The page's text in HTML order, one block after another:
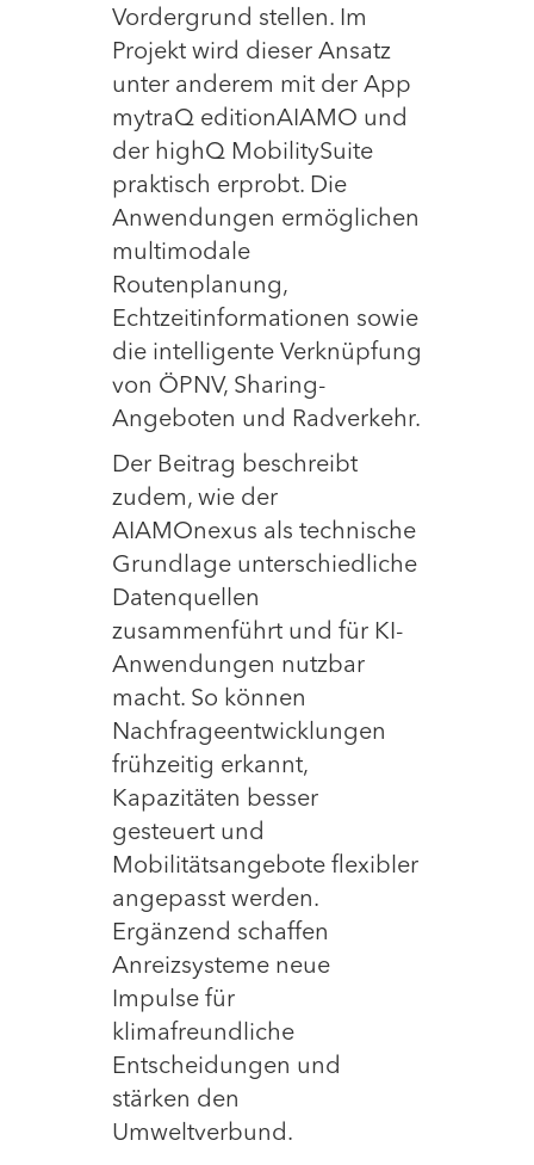
Vordergrund stellen. Im
Projekt wird dieser Ansatz
unter anderem mit der App
mytraQ editionAIAMO und
der highQ MobilitySuite
praktisch erprobt. Die
Anwendungen ermöglichen
multimodale
Routenplanung,
Echtzeitinformationen sowie
die intelligente Verknüpfung
von ÖPNV, Sharing-
Angeboten und Radverkehr.
Der Beitrag beschreibt
zudem, wie der
AIAMOnexus als technische
Grundlage unterschiedliche
Datenquellen
zusammenführt und für KI-
Anwendungen nutzbar
macht. So können
Nachfrageentwicklungen
frühzeitig erkannt,
Kapazitäten besser
gesteuert und
Mobilitätsangebote flexibler
angepasst werden.
Ergänzend schaffen
Anreizsysteme neue
Impulse für
klimafreundliche
Entscheidungen und
stärken den
Umweltverbund.